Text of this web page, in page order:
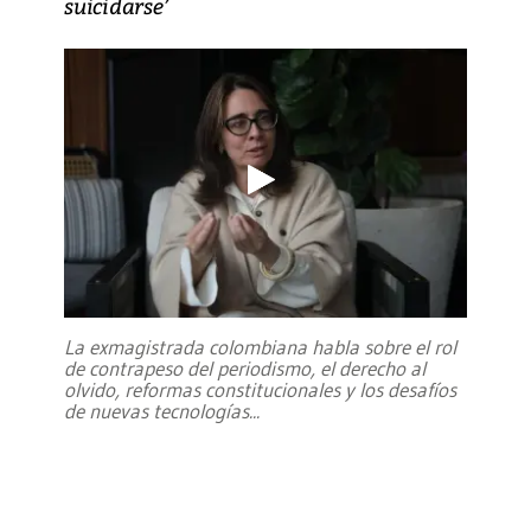
La exmagistrada colombiana habla sobre el rol
de contrapeso del periodismo, el derecho al
olvido, reformas constitucionales y los desafíos
de nuevas tecnologías...